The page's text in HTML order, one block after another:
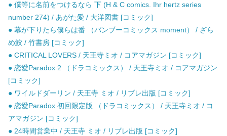
● 僕等に名前をつけるなら 下 (H & C comics. Ihr hertz series
number 274) / あがた愛 / 大洋図書 [コミック]
● 幕が下りたら僕らは番 （バンブーコミックス moment） / ざら
め鮫 / 竹書房 [コミック]
● CRITICAL LOVERS / 天王寺ミオ / コアマガジン [コミック]
● 恋愛Paradox 2 （ドラコミックス） / 天王寺ミオ / コアマガジン
[コミック]
● ワイルドダーリン / 天王寺 ミオ / リブレ出版 [コミック]
● 恋愛Paradox 初回限定版 （ドラコミックス） / 天王寺ミオ / コ
アマガジン [コミック]
● 24時間営業中 / 天王寺 ミオ / リブレ出版 [コミック]